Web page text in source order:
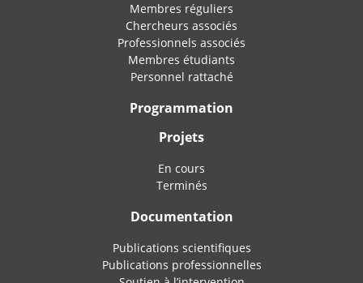
Membres réguliers
Chercheurs associés
Professionnels associés
Membres étudiants
Personnel rattaché
Programmation
Projets
En cours
Terminés
Documentation
Publications scientifiques
Publications professionnelles